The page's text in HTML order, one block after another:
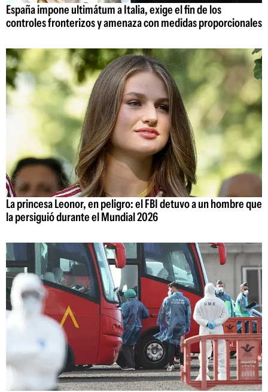
España impone ultimátum a Italia, exige el fin de los
controles fronterizos y amenaza con medidas proporcionales
La princesa Leonor, en peligro: el FBI detuvo a un hombre que
la persiguió durante el Mundial 2026